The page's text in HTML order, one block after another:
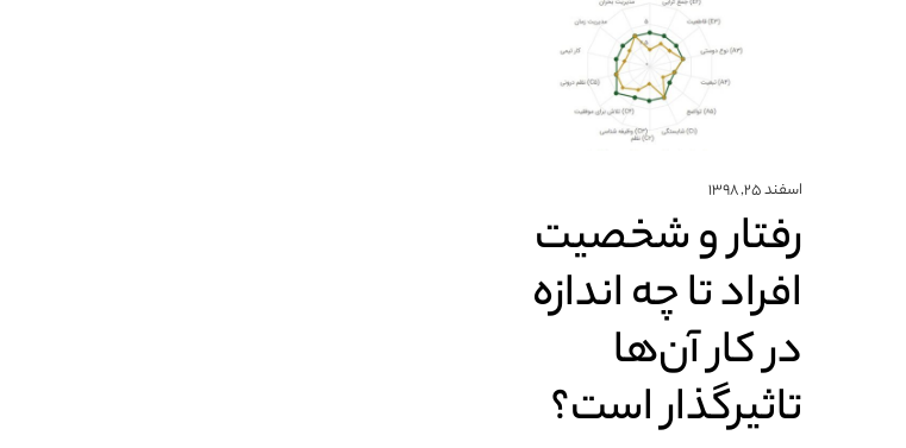
اسفند ۲۵, ۱۳۹۸
رفتار و شخصیت
افراد تا چه اندازه
در کار آن‌ها
تاثیرگذار است؟